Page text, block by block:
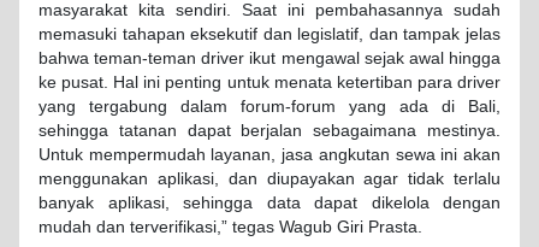
masyarakat kita sendiri. Saat ini pembahasannya sudah
memasuki tahapan eksekutif dan legislatif, dan tampak jelas
bahwa teman-teman driver ikut mengawal sejak awal hingga
ke pusat. Hal ini penting untuk menata ketertiban para driver
yang tergabung dalam forum-forum yang ada di Bali,
sehingga tatanan dapat berjalan sebagaimana mestinya.
Untuk mempermudah layanan, jasa angkutan sewa ini akan
menggunakan aplikasi, dan diupayakan agar tidak terlalu
banyak aplikasi, sehingga data dapat dikelola dengan
mudah dan terverifikasi,” tegas Wagub Giri Prasta.